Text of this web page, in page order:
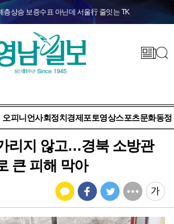
층상승 보증수표 아닌데 서울行 줄잇는 TK
오피니언사회정치 경제 포토영상스포츠문화동정
리지 않고…경북 소방관
큰 피해 막아